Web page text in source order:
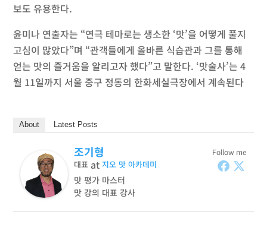
보도 유용한다.
윤미나 연출자는 “연극 테마로는 생소한 ‘맛’을 어떻게 풀지
고심이 많았다”며 “관객들에게 올바른 식습관과 그를 통해
얻는 맛의 즐거움을 알리고자 했다”고 말한다. ‘맛술사’는 4
월 11일까지 서울 중구 정동의 한화세실극장에서 계속된다
About Latest Posts
Follow me
조기형
대표 at지오 맛 아카데미
맛 평가 마스터
맛 강의 대표 강사